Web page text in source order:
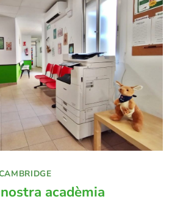
acadèmia